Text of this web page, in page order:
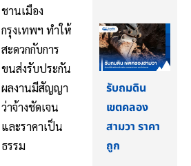
ชานเมือง
กรุงเทพฯ ทำให้
สะดวกกับการ
ขนส่งรับประกัน
ผลงานมีสัญญา
ว่าจ้างชัดเจน
และราคาเป็น
ธรรม
รับถมดิน
เขตคลอง
สามวา ราคา
ถูก